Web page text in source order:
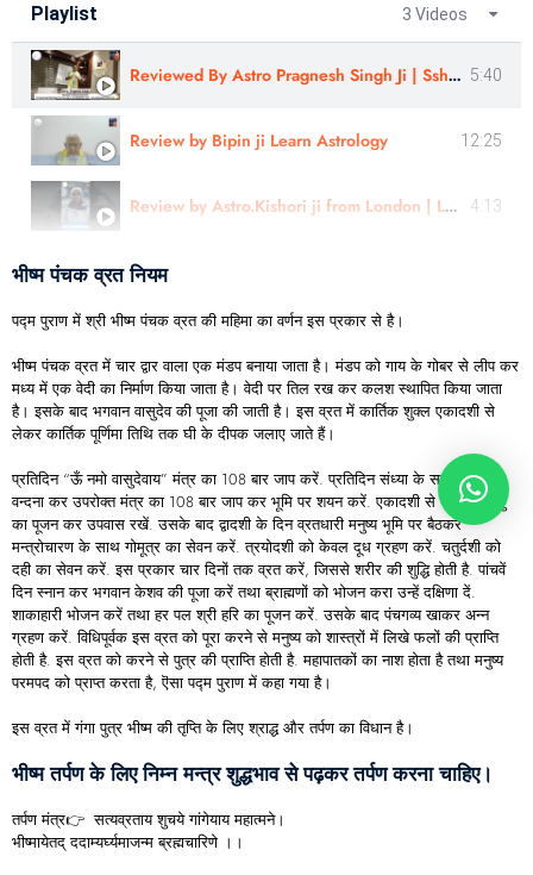
Playlist 3 Videos
Reviewed By Astro Pragnesh Singh Ji | Sshree Astro Vastu 5:40
Review by Bipin ji Learn Astrology 12:25
Review by Astro.Kishori ji from London | Learn Astrology 4:13
भीष्म पंचक व्रत नियम
पद्म पुराण में श्री भीष्म पंचक व्रत की महिमा का वर्णन इस प्रकार से है।
भीष्म पंचक व्रत में चार द्वार वाला एक मंडप बनाया जाता है। मंडप को गाय के गोबर से लीप कर
मध्य में एक वेदी का निर्माण किया जाता है। वेदी पर तिल रख कर कलश स्थापित किया जाता
है। इसके बाद भगवान वासुदेव की पूजा की जाती है। इस व्रत में कार्तिक शुक्ल एकादशी से
लेकर कार्तिक पूर्णिमा तिथि तक घी के दीपक जलाए जाते हैं।
प्रतिदिन “ऊँ नमो वासुदेवाय” मंत्र का 108 बार जाप करें. प्रतिदिन संध्या के समय संध्या
वन्दना कर उपरोक्त मंत्र का 108 बार जाप कर भूमि पर शयन करें. एकादशी से भगवान विष्णु
का पूजन कर उपवास रखें. उसके बाद द्वादशी के दिन व्रतधारी मनुष्य भूमि पर बैठकर
मन्त्रोचारण के साथ गोमूत्र का सेवन करें. त्रयोदशी को केवल दूध ग्रहण करें. चतुर्दशी को
दही का सेवन करें. इस प्रकार चार दिनों तक व्रत करें, जिससे शरीर की शुद्धि होती है. पांचवें
दिन स्नान कर भगवान केशव की पूजा करें तथा ब्राह्मणों को भोजन करा उन्हें दक्षिणा दें.
शाकाहारी भोजन करें तथा हर पल श्री हरि का पूजन करें. उसके बाद पंचगव्य खाकर अन्न
ग्रहण करें. विधिपूर्वक इस व्रत को पूरा करने से मनुष्य को शास्त्रों में लिखे फलों की प्राप्ति
होती है. इस व्रत को करने से पुत्र की प्राप्ति होती है. महापातकों का नाश होता है तथा मनुष्य
परमपद को प्राप्त करता है, ऎसा पद्म पुराण में कहा गया है।
इस व्रत में गंगा पुत्र भीष्म की तृप्ति के लिए श्राद्ध और तर्पण का विधान है।
भीष्म तर्पण के लिए निम्न मन्त्र शुद्धभाव से पढ़कर तर्पण करना चाहिए।
तर्पण मंत्र👉 सत्यव्रताय शुचये गांगेयाय महात्मने।
भीष्मायेतद् ददाम्यर्घ्यमाजन्म ब्रह्मचारिणे ।।